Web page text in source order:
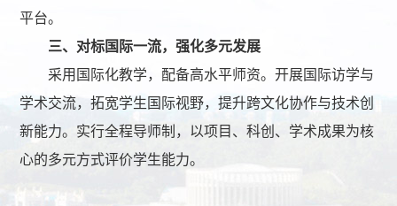
平台。
三、对标国际一流，强化多元发展
采用国际化教学，配备高水平师资。开展国际访学与
学术交流，拓宽学生国际视野，提升跨文化协作与技术创
新能力。实行全程导师制，以项目、科创、学术成果为核
心的多元方式评价学生能力。